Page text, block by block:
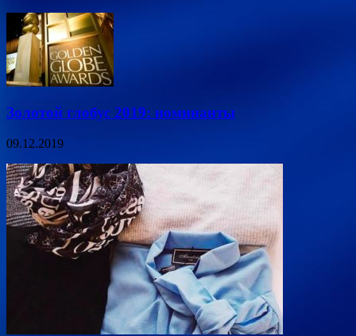
Золотой глобус 2019: номинанты
09.12.2019